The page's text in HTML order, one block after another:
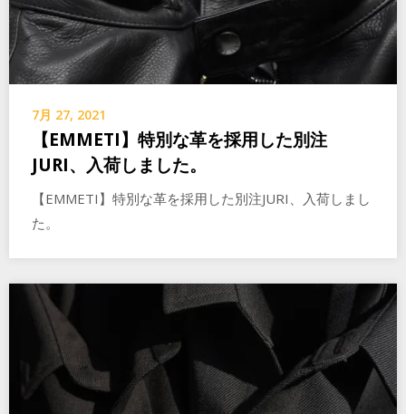
7月 27, 2021
【EMMETI】特別な革を採用した別注
JURI、入荷しました。
【EMMETI】特別な革を採用した別注JURI、入荷しまし
た。